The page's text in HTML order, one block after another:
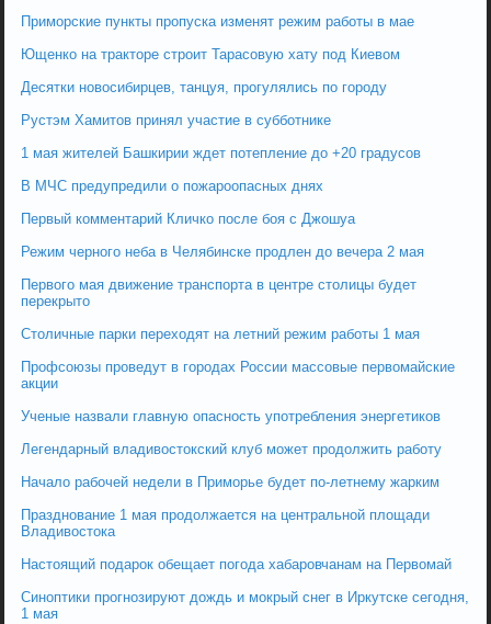
Приморские пункты пропуска изменят режим работы в мае
Ющенко на тракторе строит Тарасовую хату под Киевом
Десятки новосибирцев, танцуя, прогулялись по городу
Рустэм Хамитов принял участие в субботнике
1 мая жителей Башкирии ждет потепление до +20 градусов
В МЧС предупредили о пожароопасных днях
Первый комментарий Кличко после боя с Джошуа
Режим черного неба в Челябинске продлен до вечера 2 мая
Первого мая движение транспорта в центре столицы будет
перекрыто
Столичные парки переходят на летний режим работы 1 мая
Профсоюзы проведут в городах России массовые первомайские
акции
Ученые назвали главную опасность употребления энергетиков
Легендарный владивостокский клуб может продолжить работу
Начало рабочей недели в Приморье будет по-летнему жарким
Празднование 1 мая продолжается на центральной площади
Владивостока
Настоящий подарок обещает погода хабаровчанам на Первомай
Синоптики прогнозируют дождь и мокрый снег в Иркутске сегодня,
1 мая